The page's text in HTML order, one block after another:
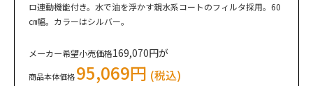
ロ連動機能付き。水で油を浮かす親水系コートのフィルタ採用。60
㎝幅。カラーはシルバー。
メーカー希望小売価格169,070円が
商品本体価格95,069円 (税込)